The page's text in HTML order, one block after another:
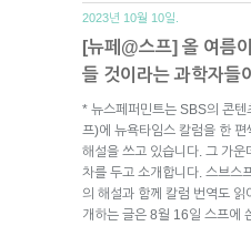
2023년 10월 10일.
[뉴페@스프] 올 여름
들 것이라는 과학자들
* 뉴스페퍼민트는 SBS의 콘
프)에 뉴욕타임스 칼럼을 한
해설을 쓰고 있습니다. 그 가운
차를 두고 소개합니다. 스브스
의 해설과 함께 칼럼 번역도
개하는 글은 8월 16일 스프에